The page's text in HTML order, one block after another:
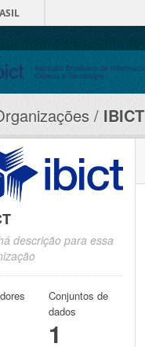
IBICT
descrição para essa
Conjuntos de
dados
1